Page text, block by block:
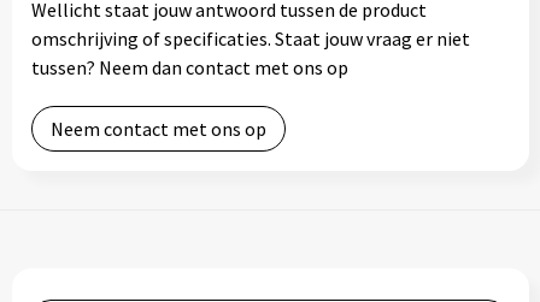
Wellicht staat jouw antwoord tussen de product
omschrijving of specificaties. Staat jouw vraag er niet
tussen? Neem dan contact met ons op
Neem contact met ons op